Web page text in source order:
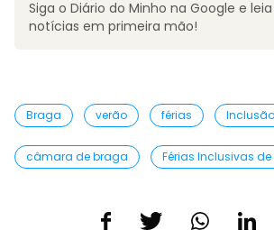
Siga o Diário do Minho na Google e
notícias em primeira mão!
Braga verão férias Inclusão
câmara de braga Férias Inclusivas de